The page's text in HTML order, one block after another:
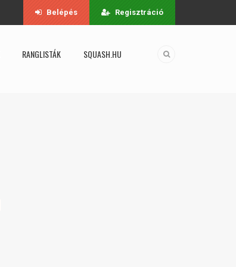
Belépés Regisztráció
RANGLISTÁK SQUASH.HU